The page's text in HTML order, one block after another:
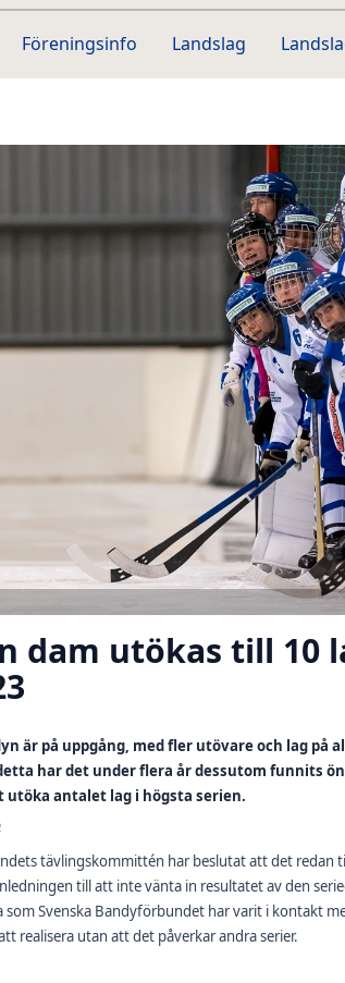
Föreningsinfo Landslag
dam utökas till 10
är på uppgång, med fler utövare och lag på
har det under flera år dessutom funnits
utöka antalet lag i högsta serien.
tävlingskommittén har beslutat att det redan
till att inte vänta in resultatet av den
Svenska Bandyförbundet har varit i kontakt
realisera utan att det påverkar andra serier.